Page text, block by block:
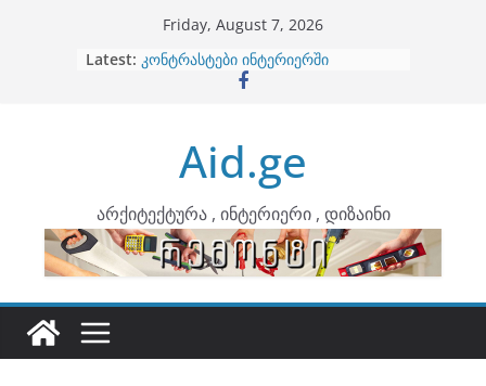
Friday, August 7, 2026
Latest: ბინების გაერთიანება
კონტრასტები ინტერიერში
ინტერიერის დიზიანი
არტემიდი წარმოგიდგენთ
Aid.ge
არქიტექტურა , ინტერიერი , დიზაინი